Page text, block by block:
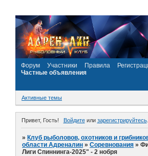
Форум Участники Правила
Частные объявления
Активные темы
Привет, Гость! Войдитеили зарегистрируйтесь.
»Клуб рыболовов, охотников и
области Адреналин »Соревнования »
Лиги Спиннинга-2025" - 2 нобря